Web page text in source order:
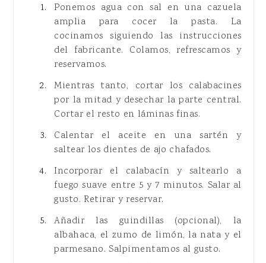
Ponemos agua con sal en una cazuela
amplia para cocer la pasta. La
cocinamos siguiendo las instrucciones
del fabricante. Colamos, refrescamos y
reservamos.
Mientras tanto, cortar los calabacines
por la mitad y desechar la parte central.
Cortar el resto en láminas finas.
Calentar el aceite en una sartén y
saltear los dientes de ajo chafados.
Incorporar el calabacín y saltearlo a
fuego suave entre 5 y 7 minutos. Salar al
gusto. Retirar y reservar.
Añadir las guindillas (opcional), la
albahaca, el zumo de limón, la nata y el
parmesano. Salpimentamos al gusto.